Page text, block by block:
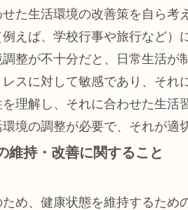
た生活環境の改善策を自ら考
えば、学校行事や旅行など）
整が不十分だと、日常生活が
スに対して敏感であり、それ
理解し、それに合わせた生活
境の調整が必要で、それが適
維持・改善に関すること
め、健康状態を維持するため